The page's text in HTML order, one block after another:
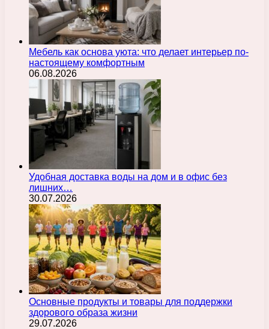
Мебель как основа уюта: что делает интерьер по-
настоящему комфортным
06.08.2026
Удобная доставка воды на дом и в офис без
лишних…
30.07.2026
Основные продукты и товары для поддержки
здорового образа жизни
29.07.2026